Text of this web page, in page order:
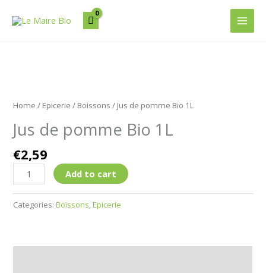
Main
Home / Epicerie / Boissons / Jus de pomme Bio 1L
Jus de pomme Bio 1L
€2,59
de
Bio
1L
quantity
Add to cart
Categories:Boissons ,Epicerie